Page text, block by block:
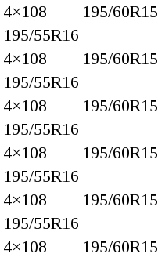
4×108
195/60R15
195/55R16
4×108
195/60R15
195/55R16
4×108
195/60R15
195/55R16
4×108
195/60R15
195/55R16
4×108
195/60R15
195/55R16
4×108
195/60R15